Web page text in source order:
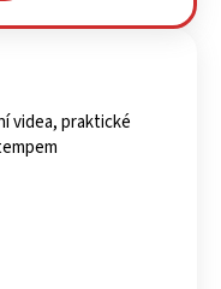
videa, praktické